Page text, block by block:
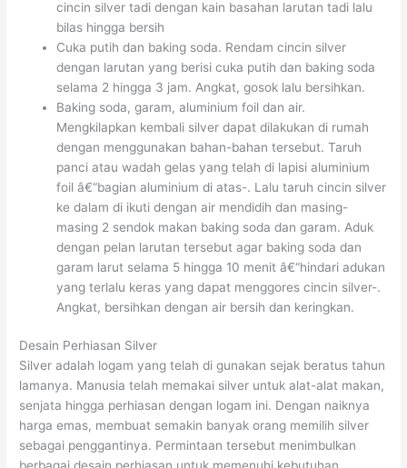
cincin silver tadi dengan kain basahan larutan tadi lalu
bilas hingga bersih
Cuka putih dan baking soda. Rendam cincin silver
dengan larutan yang berisi cuka putih dan baking soda
selama 2 hingga 3 jam. Angkat, gosok lalu bersihkan.
Baking soda, garam, aluminium foil dan air.
Mengkilapkan kembali silver dapat dilakukan di rumah
dengan menggunakan bahan-bahan tersebut. Taruh
panci atau wadah gelas yang telah di lapisi aluminium
foil â€“bagian aluminium di atas-. Lalu taruh cincin silver
ke dalam di ikuti dengan air mendidih dan masing-
masing 2 sendok makan baking soda dan garam. Aduk
dengan pelan larutan tersebut agar baking soda dan
garam larut selama 5 hingga 10 menit â€“hindari adukan
yang terlalu keras yang dapat menggores cincin silver-.
Angkat, bersihkan dengan air bersih dan keringkan.
Desain Perhiasan Silver
Silver adalah logam yang telah di gunakan sejak beratus tahun
lamanya. Manusia telah memakai silver untuk alat-alat makan,
senjata hingga perhiasan dengan logam ini. Dengan naiknya
harga emas, membuat semakin banyak orang memilih silver
sebagai penggantinya. Permintaan tersebut menimbulkan